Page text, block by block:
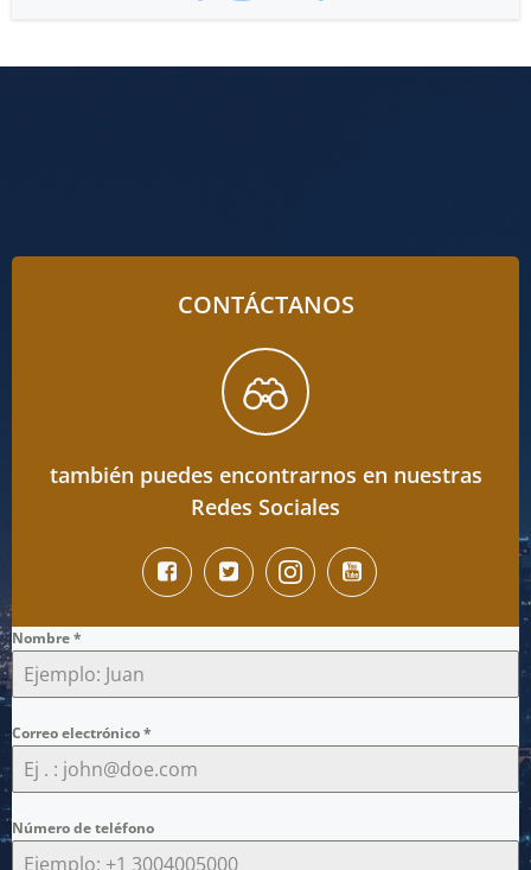
CONTÁCTANOS
también puedes encontrarnos en nuestras
Redes Sociales
Nombre*
Correo electrónico*
Número de teléfono